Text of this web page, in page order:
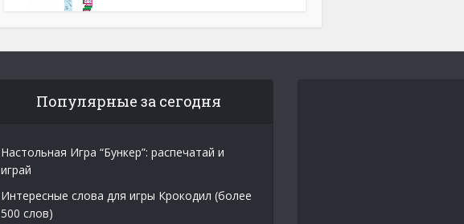
Популярные за сегодня
Настольная Игра “Бункер”: распечатай и
играй
Интересные слова для игры Крокодил (более
500 слов)